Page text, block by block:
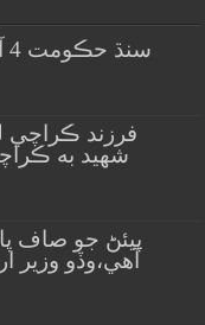
شهيد به
پيئڻ جو صاف
آهي،وڏو وزير